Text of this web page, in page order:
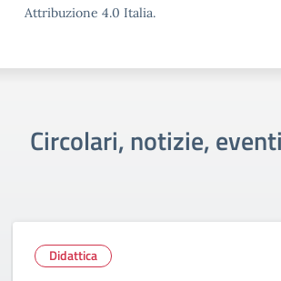
Attribuzione 4.0 Italia.
Circolari, notizie,
Didattica